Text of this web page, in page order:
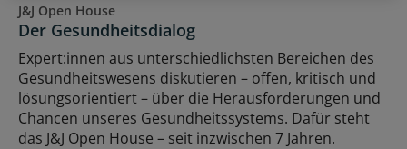
J&J Open House
Der Gesundheitsdialog
Expert:innen aus unterschiedlichsten Bereichen des
Gesundheitswesens diskutieren – offen, kritisch und
lösungsorientiert – über die Herausforderungen und
Chancen unseres Gesundheitssystems. Dafür steht
das J&J Open House – seit inzwischen 7 Jahren.